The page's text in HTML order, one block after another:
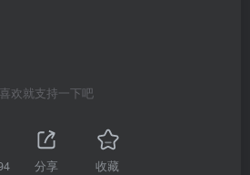
喜欢就支持一下吧
分享 收藏